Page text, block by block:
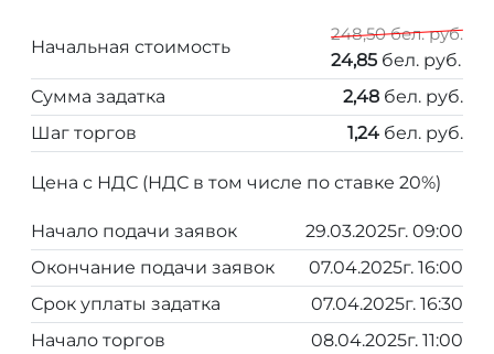
Начальная стоимость
248,50 бел. руб.
24,85 бел. руб.
Сумма задатка
2,48 бел. руб.
Шаг торгов
1,24 бел. руб.
Цена с НДС (НДС в том числе по ставке 20%)
Начало подачи заявок
29.03.2025г. 09:00
Окончание подачи заявок
07.04.2025г. 16:00
Срок уплаты задатка
07.04.2025г. 16:30
Начало торгов
08.04.2025г. 11:00